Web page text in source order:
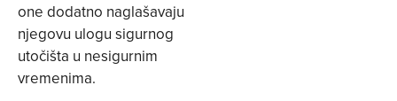
one dodatno naglašavaju
njegovu ulogu sigurnog
utočišta u nesigurnim
vremenima.